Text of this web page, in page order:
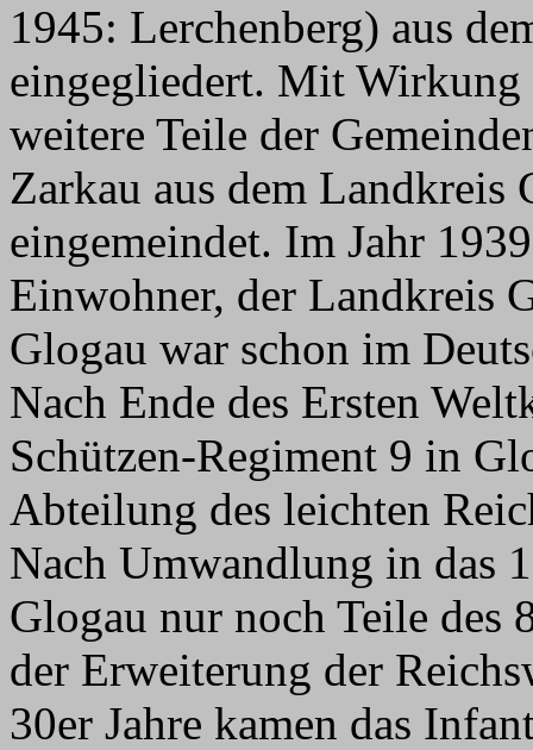
1945: Lerchenberg) aus
eingegliedert. Mit
weitere Teile der
Zarkau aus dem Landkreis
eingemeindet. Im Jahr
Einwohner, der Landkreis
Glogau war schon im
Nach Ende des Ersten
Schützen-Regiment 9 in
Abteilung des leichten
Nach Umwandlung in das
Glogau nur noch Teile des
der Erweiterung der
30er Jahre kamen das